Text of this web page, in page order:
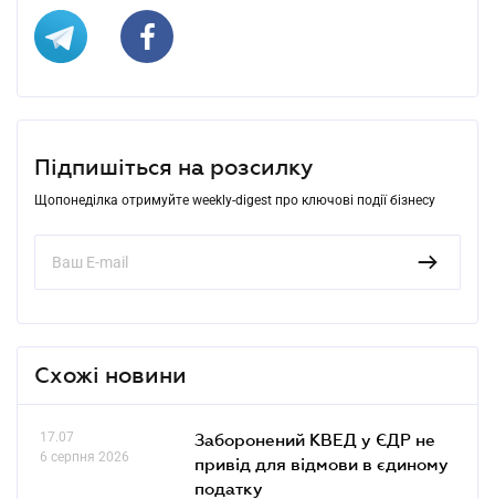
Підпишіться на розсилку
Щопонеділка отримуйте weekly-digest про ключові події бізнесу
Схожі новини
17.07
6 серпня 2026
Заборонений КВЕД у ЄДР не
привід для відмови в єдиному
податку